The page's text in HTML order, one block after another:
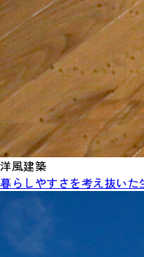
洋風建築
暮らしやすさを考え抜いた